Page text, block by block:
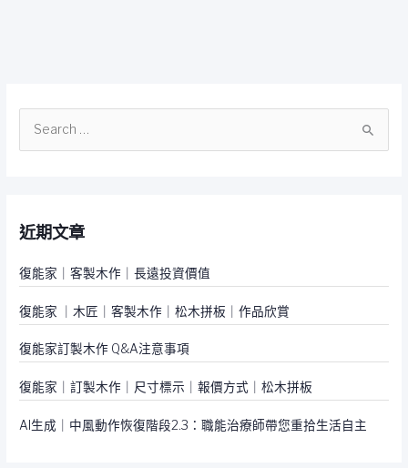
字
近期文章
復能家｜客製木作｜長遠投資價值
復能家 ｜木匠｜客製木作｜松木拼板｜作品欣賞
復能家訂製木作 Q&A注意事項
復能家｜訂製木作｜尺寸標示｜報價方式｜松木拼板
AI生成｜中風動作恢復階段2.3：職能治療師帶您重拾生活自主